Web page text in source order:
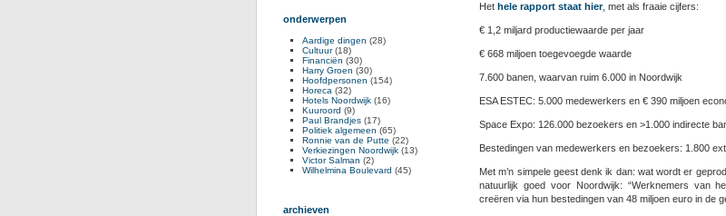
Het hele rapport staat hier, met als fraaie cijfers:
€ 1,2 miljard productiewaarde per jaar
€ 668 miljoen toegevoegde waarde
7.600 banen, waarvan ruim 6.000 in Noordwijk
ESA ESTEC: 5.000 medewerkers en € 390 miljoen
Space Expo: 126.000 bezoekers en >1.000 indirecte
Bestedingen van medewerkers en bezoekers: 1.800
Met m’n simpele geest denk ik dan: wat wordt er
natuurlijk goed voor Noordwijk: “Werknemers van
creëren via hun bestedingen van 48 miljoen euro in de
onderwerpen
Aardige dingen (28)
Cultuur(18)
Financiën (30)
Harry Groen (30)
Hoofdpersonen (154)
Horeca (32)
Hotels Noordwijk (16)
Kuuroord (9)
Paul Brandjes (17)
Politiek algemeen (65)
Ronnie van de Putte (22)
Verkiezingen Noordwijk (13)
Victor Salman (2)
Wilhelmina Boulevard (45)
archieven